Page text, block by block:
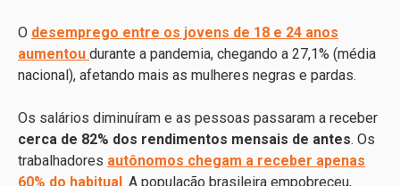
O desemprego entre os jovens de 18 e 24 anos
aumentou durante a pandemia, chegando a 27,1% (média
nacional), afetando mais as mulheres negras e pardas.
Os salários diminuíram e as pessoas passaram a receber
cerca de 82% dos rendimentos mensais de antes. Os
trabalhadores autônomos chegam a receber apenas
60% do habitual . A população brasileira empobreceu,